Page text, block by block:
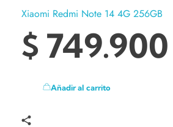
Xiaomi Redmi Note 14 4G 256GB
$ 749.900
Añadir al carrito